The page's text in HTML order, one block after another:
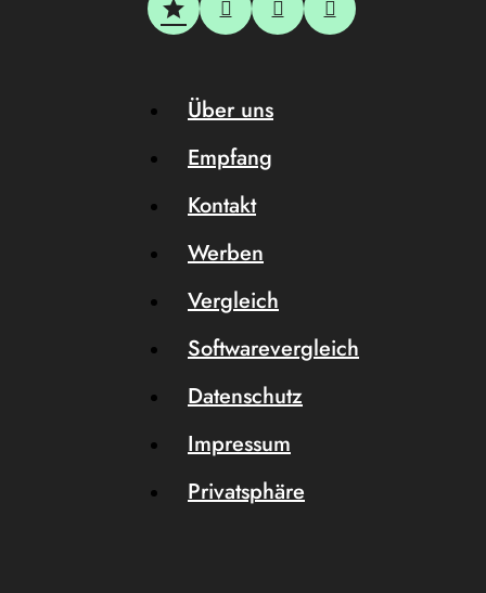
Über uns
Empfang
Kontakt
Werben
Vergleich
Softwarevergleich
Datenschutz
Impressum
Privatsphäre